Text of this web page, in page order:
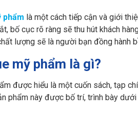
phẩm là một cách tiếp cận và giới
bố cục rõ ràng sẽ thu hút khách
lượng sẽ là người bạn đồng hành
mỹ phẩm là gì?
được hiểu là một cuốn sách, tạp
phẩm này được bố trí, trình bày